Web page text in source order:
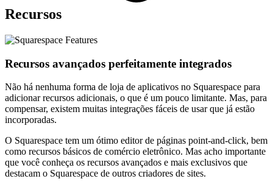
Recursos
Recursos avançados perfeitamente integrados
Não há nenhuma forma de loja de aplicativos no Squarespace para
adicionar recursos adicionais, o que é um pouco limitante. Mas, para
compensar, existem muitas integrações fáceis de usar que já estão
incorporadas.
O Squarespace tem um ótimo editor de páginas point-and-click, bem
como recursos básicos de comércio eletrônico. Mas acho importante
que você conheça os recursos avançados e mais exclusivos que
destacam o Squarespace de outros criadores de sites.